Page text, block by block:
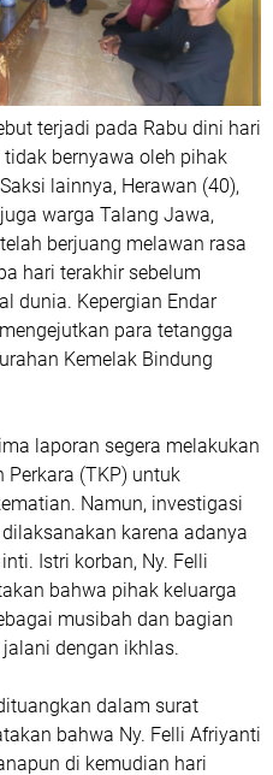
terjadi pada Rabu dini hari
bernyawa oleh pihak
lainnya, Herawan (40),
warga Talang Jawa,
berjuang melawan rasa
hari terakhir sebelum
dunia. Kepergian Endar
para tetangga
Kemelak Bindung
laporan segera melakukan
Perkara (TKP) untuk
Namun, investigasi
karena adanya
Istri korban, Ny. Felli
bahwa pihak keluarga
musibah dan bagian
dengan ikhlas.
dalam surat
bahwa Ny. Felli Afriyanti
di kemudian hari